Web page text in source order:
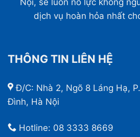
dịch vụ hoàn hỏa nhất
THÔNG TIN LIÊN HỆ
Đ/C: Nhà 2, Ngõ 8 Láng Hạ,
Đình, Hà Nội
Hotline: 08 3333 8669